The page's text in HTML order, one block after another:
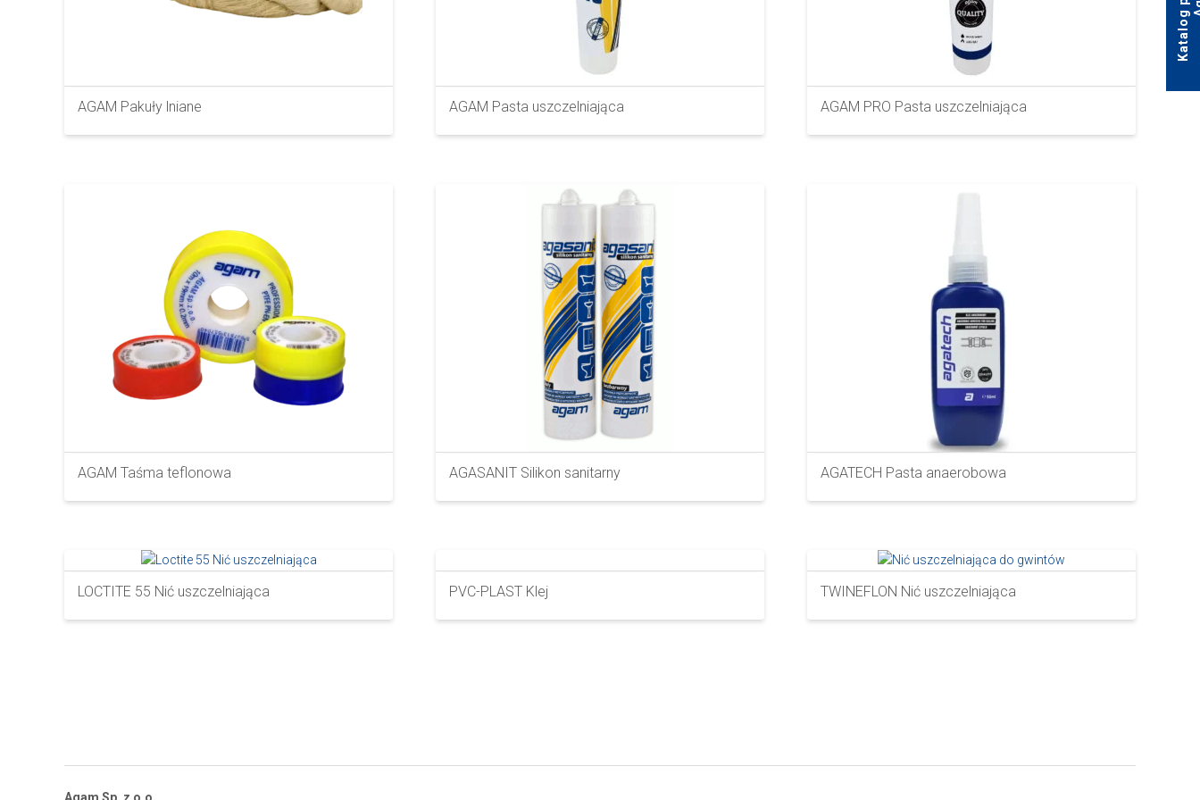
AGAM Pakuły lniane AGAM Pasta uszczelniająca AGAM PRO Pasta uszczelniająca
AGAM Taśma teflonowa AGASANIT Silikon sanitarny AGATECH Pasta anaerobowa
LOCTITE 55 Nić uszczelniająca PVC-PLAST Klej TWINEFLON Nić uszczelniająca
Agam Sp. z o.o.